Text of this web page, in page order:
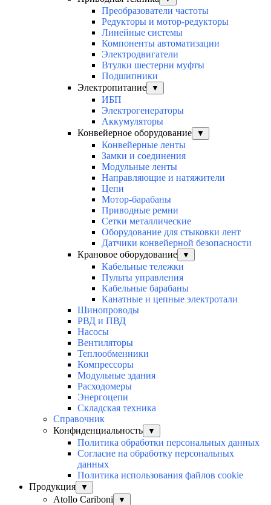
Преобразователи частоты
Редукторы и мотор-редукторы
Линейные системы
Компоненты автоматизации
Электродвигатели
Втулки шестерни муфты
Подшипники
Электропитание
▼
ИБП
Электрогенераторы
Аккумуляторы
Конвейерное оборудование
▼
Конвейерные ленты
Замки и соединения
Модульные ленты
Направляющие и натяжители
Цепи
Мотор-барабаны
Приводные ремни
Сетки металлические
Оборудование для стыковки лент
Датчики конвейерной безопасности
Крановое оборудование
▼
Кабельные тележки
Пульты управления
Кабельные барабаны
Канатные и цепные электротали
Шинопроводы
РВД и ПВД
Насосы
Вентиляторы
Теплообменники
Компрессоры
Модульные здания
Расходомеры
Энергоцепи
Складская техника
Справочник
Конфиденциальность
▼
Политика обработки персональных данных
Согласие на обработку персональных
данных
Политика использования файлов cookie
Продукция
▼
Atollo Cariboni ▼